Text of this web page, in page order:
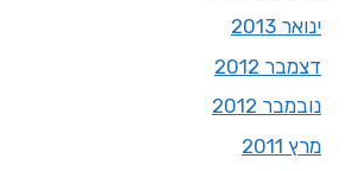
ינואר 2013
דצמבר 2012
נובמבר 2012
מרץ 2011